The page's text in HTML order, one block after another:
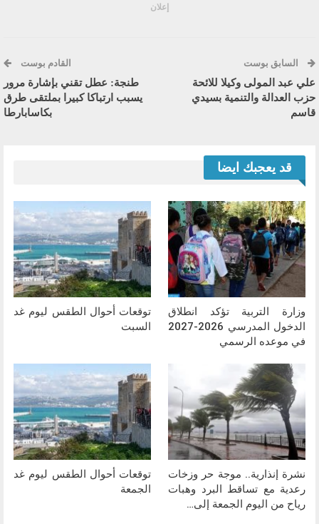
إعلان
السابق بوست
علي عبد المولى وكيلا للائحة
حزب العدالة والتنمية بسيدي
قاسم
القادم بوست
طنجة: عطل تقني بإشارة مرور
يسبب ارتباكا كبيرا بملتقى طرق
بكاسابارطا
قد يعجبك ايضا
وزارة التربية تؤكد انطلاق
الدخول المدرسي 2026-2027
في موعده الرسمي
توقعات أحوال الطقس ليوم غد
السبت
نشرة إنذارية.. موجة حر وزخات
رعدية مع تساقط البرد وهبات
رياح من اليوم الجمعة إلى…
توقعات أحوال الطقس ليوم غد
الجمعة